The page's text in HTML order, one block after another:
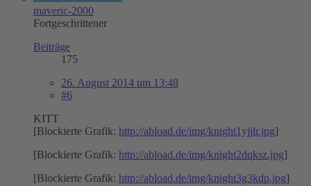
maveric-2000
Fortgeschrittener
Beiträge
175
26. August 2014 um 13:48
#6
KITT
[Blockierte Grafik: http://abload.de/img/knight1yjjlr.jpg]
[Blockierte Grafik: http://abload.de/img/knight2dqksz.jpg]
[Blockierte Grafik: http://abload.de/img/knight3g3kdp.jpg]